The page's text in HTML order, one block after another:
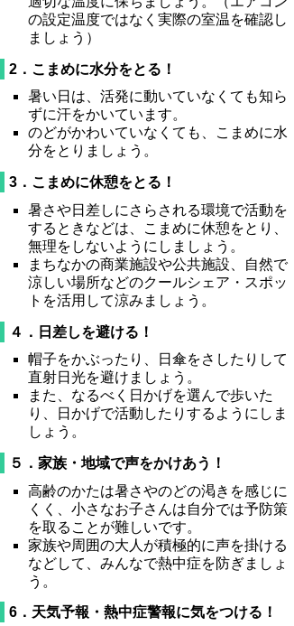
の設定温度ではなく実際の室温を確認し
ましょう）
2．こまめに水分をとる！
暑い日は、活発に動いていなくても知ら
ずに汗をかいています。
のどがかわいていなくても、こまめに水
分をとりましょう。
3．こまめに休憩をとる！
暑さや日差しにさらされる環境で活動を
するときなどは、こまめに休憩をとり、
無理をしないようにしましょう。
まちなかの商業施設や公共施設、自然で
涼しい場所などのクールシェア・スポッ
トを活用して涼みましょう。
４．日差しを避ける！
帽子をかぶったり、日傘をさしたりして
直射日光を避けましょう。
また、なるべく日かげを選んで歩いた
り、日かげで活動したりするようにしま
しょう。
５．家族・地域で声をかけあう！
高齢のかたは暑さやのどの渇きを感じに
くく、小さなお子さんは自分では予防策
を取ることが難しいです。
家族や周囲の大人が積極的に声を掛ける
などして、みんなで熱中症を防ぎましょ
う。
6．天気予報・熱中症警報に気をつける！